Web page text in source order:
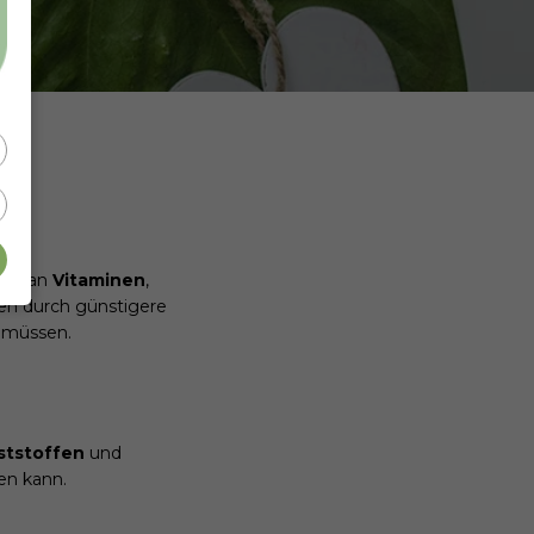
an Vitaminen,
durch günstigere
und
kann.